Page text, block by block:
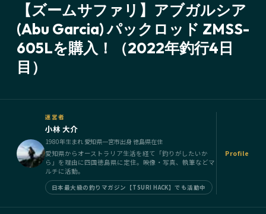
【ズームサファリ】アブガルシア
(Abu Garcia) パックロッド ZMSS-
605Lを購入！（2022年釣行4日
目）
運営者
小林 大介
1980年生まれ 愛知県一宮市出身 徳島県在住
愛知県からオーストラリア生活を経て「釣りがしたいか
ら」を理由に四国徳島県に定住。映像・写真、執筆などマ
ルチに活動。
日本最大級の釣りマガジン【TSURI HACK】でも活動中
Profile